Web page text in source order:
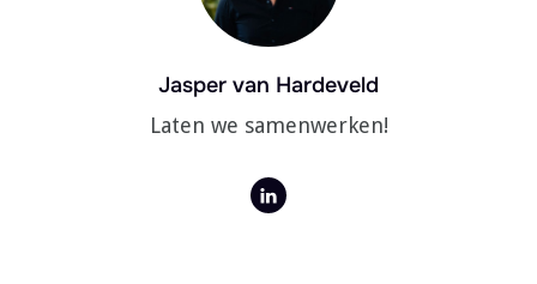
Jasper van Hardeveld
Laten we samenwerken!
